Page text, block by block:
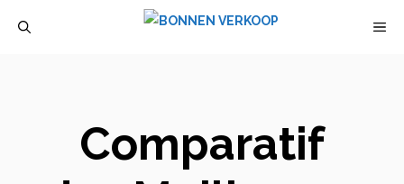
Comparatif